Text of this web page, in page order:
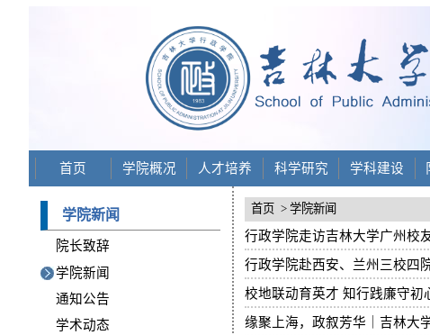
首页 学院概况 人才培养 科学研究 学科建设
学院新闻
院长致辞
学院新闻
通知公告
学术动态
首页 > 学院新闻
行政学院走访吉林大学广州校
行政学院赴西安、兰州三校四
校地联动育英才 知行践廉守
缘聚上海，政叙芳华｜吉林大